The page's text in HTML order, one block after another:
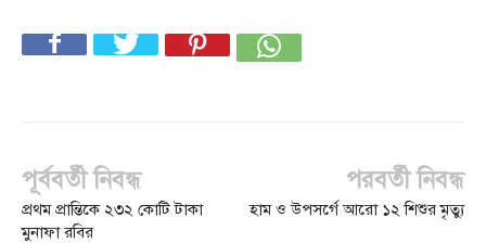
পূর্ববর্তী নিবন্ধ
প্রথম প্রান্তিকে ২৩২ কোটি টাকা
মুনাফা রবির
পরবর্তী নিবন্ধ
হাম ও উপসর্গে আরো ১২ শিশুর মৃত্যু